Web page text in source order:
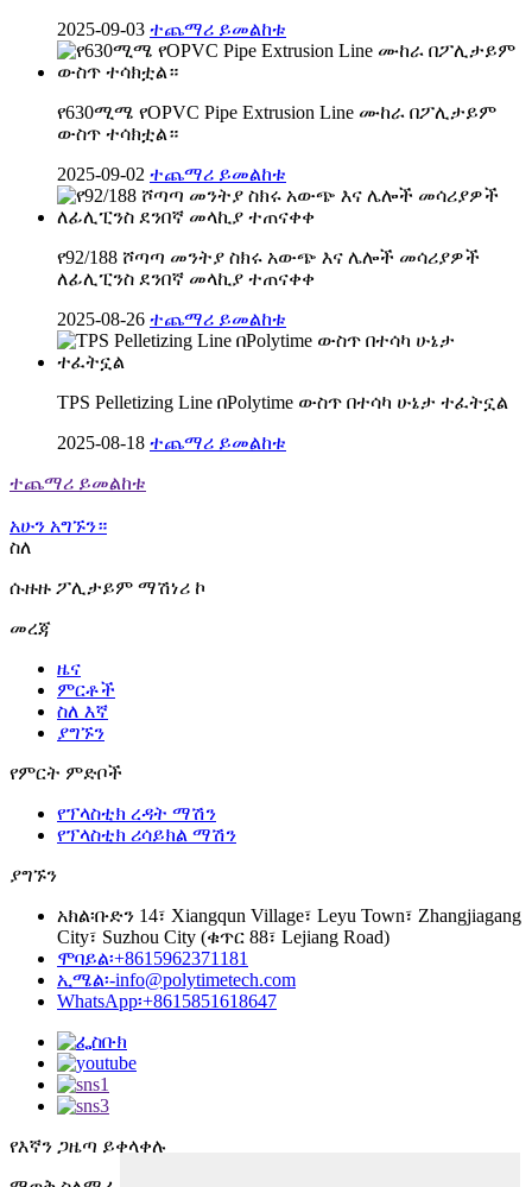
2025-09-03 ተጨማሪ ይመልከቱ
የ630ሚሜ የOPVC Pipe Extrusion Line ሙከራ በፖሊታይም
ውስጥ ተሳክቷል።
2025-09-02 ተጨማሪ ይመልከቱ
የ92/188 ሾጣጣ መንትያ ስክሩ አውጭ እና ሌሎች መሳሪያዎች
ለፊሊፒንስ ደንበኛ መላኪያ ተጠናቀቀ
2025-08-26 ተጨማሪ ይመልከቱ
TPS Pelletizing Line በPolytime ውስጥ በተሳካ ሁኔታ ተፈትኗል
2025-08-18 ተጨማሪ ይመልከቱ
ተጨማሪ ይመልከቱ
አሁን አግኙን።
ስለ
ሱዙዙ ፖሊታይም ማሽነሪ ኮ
መረጃ
ዜና
ምርቶች
ስለ እኛ
ያግኙን
የምርት ምድቦች
የፕላስቲክ ረዳት ማሽን
የፕላስቲክ ሪሳይክል ማሽን
ያግኙን
አክል፡ቡድን 14፣ Xiangqun Village፣ Leyu Town፣ Zhangjiagang
City፣ Suzhou City (ቁጥር 88፣ Lejiang Road)
ሞባይል፡+8615962371181
ኢሜል፡-info@polytimetech.com
WhatsApp፡+8615851618647
የእኛን ጋዜጣ ይቀላቀሉ